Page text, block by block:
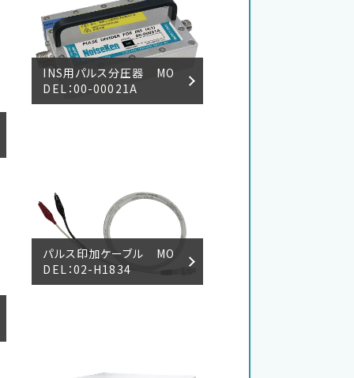
INS用パルス分圧器 MO
DEL：00-00021A
パルス印加ケーブル MO
DEL：02-H1834